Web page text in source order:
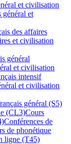
et civilisation
général et
des affaires
et civilisation
général
et civilisation
intensif
et civilisation
général (S5)
(CL3)Cours
Conférences de
de phonétique
ligne (T45)